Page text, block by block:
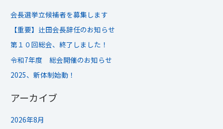
:
会長選挙立候補者を募集します
【重要】辻田会長辞任のお知らせ
第１０回総会、終了しました！
令和7年度 総会開催のお知らせ
2025、新体制始動！
アーカイブ
2026年8月